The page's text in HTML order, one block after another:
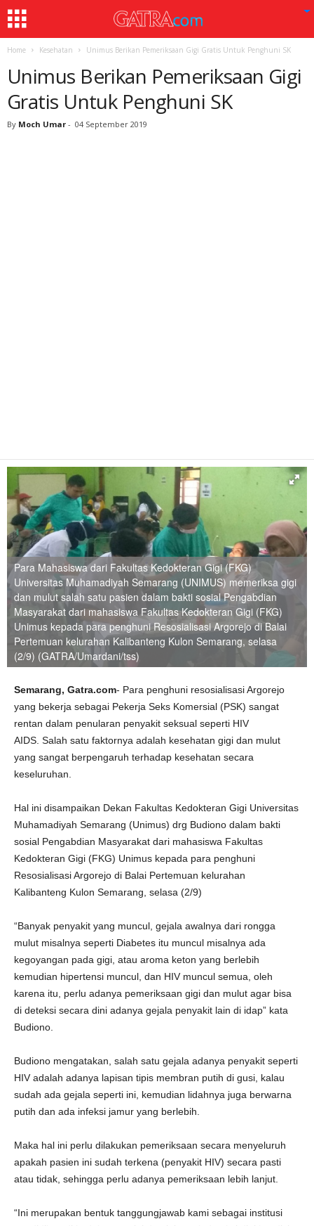
Home Kesehatan Unimus Berikan Pemeriksaan Gigi Gratis Untuk Penghuni SK
Unimus Berikan Pemeriksaan Gigi
Gratis Untuk Penghuni SK
By Moch Umar - 04 September 2019
Para Mahasiswa dari Fakultas Kedokteran Gigi (FKG)
Universitas Muhamadiyah Semarang (UNIMUS) memeriksa gigi
dan mulut salah satu pasien dalam bakti sosial Pengabdian
Masyarakat dari mahasiswa Fakultas Kedokteran Gigi (FKG)
Unimus kepada para penghuni Resosialisasi Argorejo di Balai
Pertemuan kelurahan Kalibanteng Kulon Semarang, selasa
(2/9) (GATRA/Umardani/tss)
Semarang, Gatra.com- Para penghuni resosialisasi Argorejo
yang bekerja sebagai Pekerja Seks Komersial (PSK) sangat
rentan dalam penularan penyakit seksual seperti HIV
AIDS. Salah satu faktornya adalah kesehatan gigi dan mulut
yang sangat berpengaruh terhadap kesehatan secara
keseluruhan.
Hal ini disampaikan Dekan Fakultas Kedokteran Gigi Universitas
Muhamadiyah Semarang (Unimus) drg Budiono dalam bakti
sosial Pengabdian Masyarakat dari mahasiswa Fakultas
Kedokteran Gigi (FKG) Unimus kepada para penghuni
Resosialisasi Argorejo di Balai Pertemuan kelurahan
Kalibanteng Kulon Semarang, selasa (2/9)
“Banyak penyakit yang muncul, gejala awalnya dari rongga
mulut misalnya seperti Diabetes itu muncul misalnya ada
kegoyangan pada gigi, atau aroma keton yang berlebih
kemudian hipertensi muncul, dan HIV muncul semua, oleh
karena itu, perlu adanya pemeriksaan gigi dan mulut agar bisa
di deteksi secara dini adanya gejala penyakit lain di idap” kata
Budiono.
Budiono mengatakan, salah satu gejala adanya penyakit seperti
HIV adalah adanya lapisan tipis membran putih di gusi, kalau
sudah ada gejala seperti ini, kemudian lidahnya juga berwarna
putih dan ada infeksi jamur yang berlebih.
Maka hal ini perlu dilakukan pemeriksaan secara menyeluruh
apakah pasien ini sudah terkena (penyakit HIV) secara pasti
atau tidak, sehingga perlu adanya pemeriksaan lebih lanjut.
“Ini merupakan bentuk tanggungjawab kami sebagai institusi